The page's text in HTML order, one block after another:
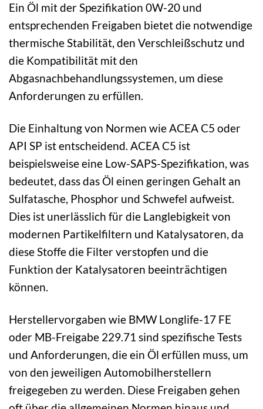
Ein Öl mit der Spezifikation 0W-20 und
entsprechenden Freigaben bietet die notwendige
thermische Stabilität, den Verschleißschutz und
die Kompatibilität mit den
Abgasnachbehandlungssystemen, um diese
Anforderungen zu erfüllen.
Die Einhaltung von Normen wie ACEA C5 oder
API SP ist entscheidend. ACEA C5 ist
beispielsweise eine Low-SAPS-Spezifikation, was
bedeutet, dass das Öl einen geringen Gehalt an
Sulfatasche, Phosphor und Schwefel aufweist.
Dies ist unerlässlich für die Langlebigkeit von
modernen Partikelfiltern und Katalysatoren, da
diese Stoffe die Filter verstopfen und die
Funktion der Katalysatoren beeinträchtigen
können.
Herstellervorgaben wie BMW Longlife-17 FE
oder MB-Freigabe 229.71 sind spezifische Tests
und Anforderungen, die ein Öl erfüllen muss, um
von den jeweiligen Automobilherstellern
freigegeben zu werden. Diese Freigaben gehen